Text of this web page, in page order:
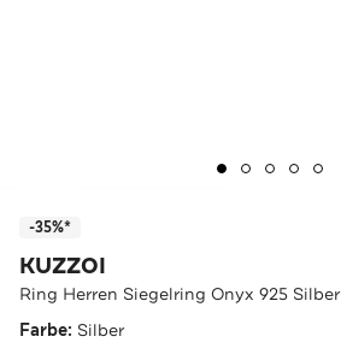
-35%*
KUZZOI
Ring Herren Siegelring Onyx 925 Silber
Farbe: Silber